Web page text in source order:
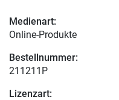
Medienart:
Online-Produkte
Bestellnummer:
211211P
Lizenzart: